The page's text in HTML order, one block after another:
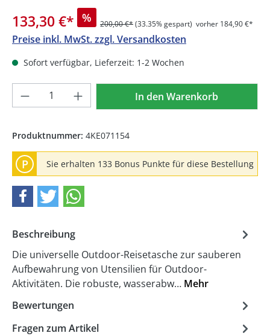
133,30 €* % 200,00 €*(33.35% gespart) vorher 184,90 €*
Preise inkl. MwSt. zzgl. Versandkosten
Sofort verfügbar, Lieferzeit: 1-2 Wochen
Produkt Anzahl: Gib denIn den Warenkorb
Produktnummer: 4KE071154
P Sie erhalten 133 Bonus Punkte für diese Bestellung
Beschreibung
Die universelle Outdoor-Reisetasche zur sauberen
Aufbewahrung von Utensilien für Outdoor-
Aktivitäten. Die robuste, wasserabw… Mehr
Bewertungen
Fragen zum Artikel